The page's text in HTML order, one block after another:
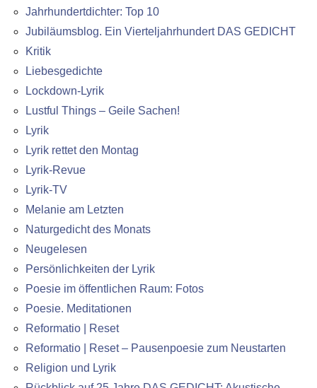
Jahrhundertdichter: Top 10
Jubiläumsblog. Ein Vierteljahrhundert DAS GEDICHT
Kritik
Liebesgedichte
Lockdown-Lyrik
Lustful Things – Geile Sachen!
Lyrik
Lyrik rettet den Montag
Lyrik-Revue
Lyrik-TV
Melanie am Letzten
Naturgedicht des Monats
Neugelesen
Persönlichkeiten der Lyrik
Poesie im öffentlichen Raum: Fotos
Poesie. Meditationen
Reformatio | Reset
Reformatio | Reset – Pausenpoesie zum Neustarten
Religion und Lyrik